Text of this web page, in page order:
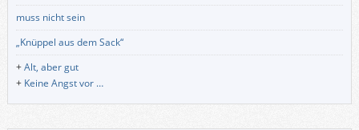
muss nicht sein
„Knüppel aus dem Sack“
+Alt, aber gut
+ Keine Angst vor …